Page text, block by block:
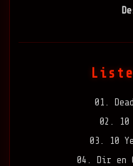
01.
02. 10
03. 10
04. Dir en